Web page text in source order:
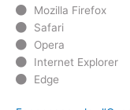
Mozilla Firefox
Safari
Opera
Internet Explorer
Edge